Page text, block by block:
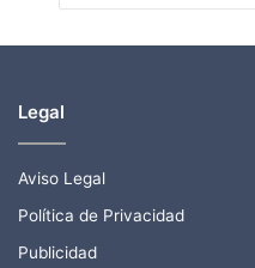
Legal
Aviso Legal
Política de Privacidad
Publicidad